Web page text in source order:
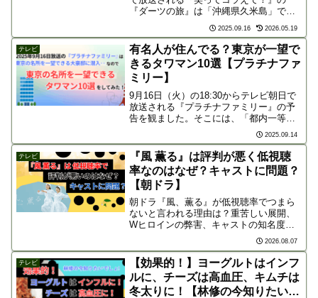
『ダーツの旅』は「沖縄県久米島」で
す。番組の予告映像を見ると、思わず息
をのむような美しい海に目を奪われます
が、それよりも私が気になって仕方がな
いのは、「カシーン！...
2025.09.16 2026.05.19
テレビ
有名人が住んでる？東京が一望で
きるタワマン10選【プラチナファ
ミリー】
9月16日（火）の18:30からテレビ朝日で
放送される『プラチナファミリー』の予
告を観ました。そこには、「都内一等地
の最上階に住む“世界をまたにかける超有
名人”の大豪邸に森泉が潜入！」とありま
した。また、「国立競技場や迎賓館など
東京の名所を...
2025.09.14
テレビ
『風 薫る』は評判が悪く低視聴
率なのはなぜ？キャストに問題？
【朝ドラ】
朝ドラ『風、薫る』が低視聴率でつまら
ないと言われる理由は？重苦しい展開、
Wヒロインの弊害、キャストの知名度不
足や見分けがつかない問題を徹底分析！
後半の巻き返しや豪華追加キャストの見
どころも解説します。
2026.08.07
テレビ
【効果的！】ヨーグルトはインフ
ルに、チーズは高血圧、キムチは
冬太りに！【林修の今知りたいで